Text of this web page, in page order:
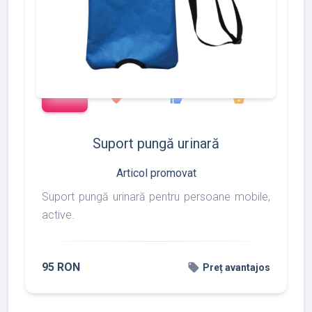
favorite thumb_up shopping_basket
Suport pungă urinară
Articol promovat
Suport pungă urinară pentru persoane mobile,
active.
95 RON local_offer Preț avantajos